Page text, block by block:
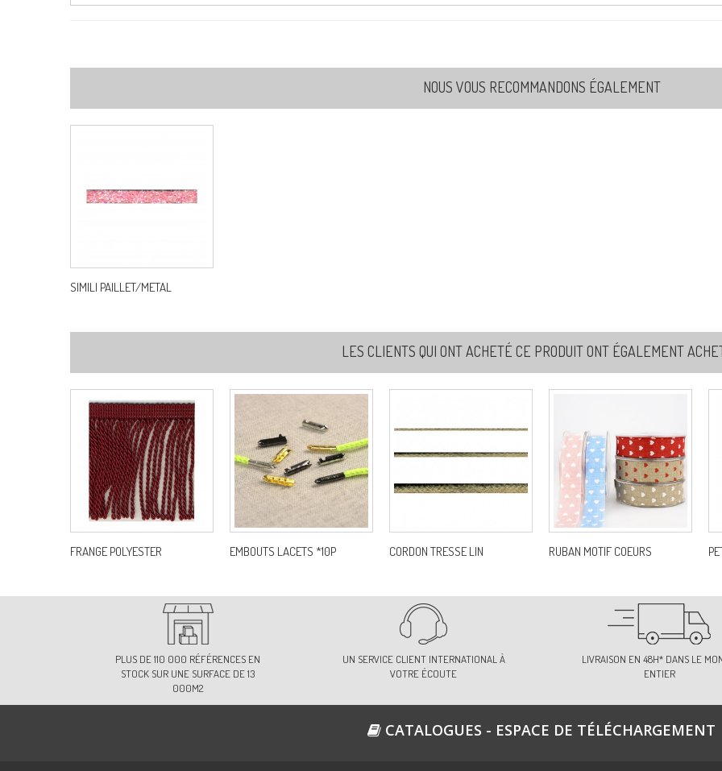
NOUS VOUS RECOMMANDONS ÉGALEMENT
SIMILI PAILLET/METAL
LES CLIENTS QUI ONT ACHETÉ CE PRODUIT ONT ÉGALEMENT
FRANGE POLYESTER EMBOUTS LACETS *10P CORDON TRESSE LIN RUBAN MOTIF COEURS
PLUS DE 110 000 RÉFÉRENCES EN
STOCK SUR UNE SURFACE DE 13
000M2
UN SERVICE CLIENT INTERNATIONAL À
VOTRE ÉCOUTE
LIVRAISON EN 48H* DANS LE
ENTIER
CATALOGUES - ESPACE DE TÉLÉCHARGEMENT